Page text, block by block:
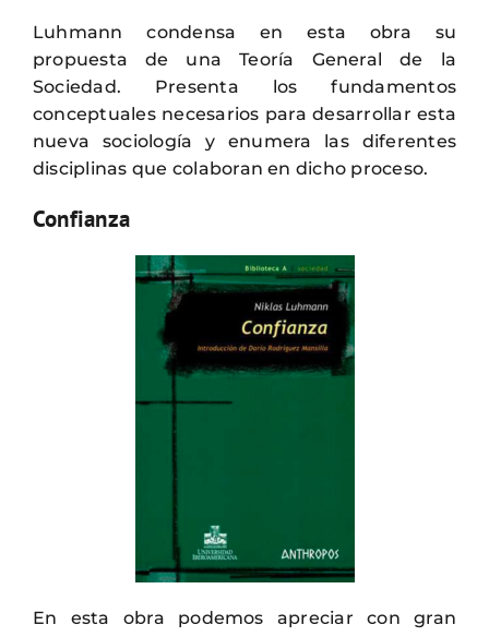
Luhmann condensa en esta obra su
propuesta de una Teoría General de la
Sociedad. Presenta los fundamentos
conceptuales necesarios para desarrollar esta
nueva sociología y enumera las diferentes
disciplinas que colaboran en dicho proceso.
Confianza
En esta obra podemos apreciar con gran